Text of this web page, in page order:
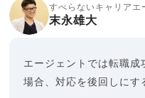
すべらないキャリアエ
末永雄大
エージェントでは転職成
場合、対応を後回しにす